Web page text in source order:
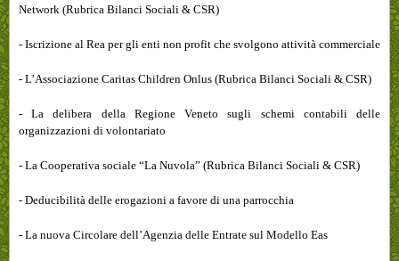
Network (Rubrica Bilanci Sociali & CSR)
- Iscrizione al Rea per gli enti non profit che svolgono attività commerciale
- L’Associazione Caritas Children Onlus (Rubrica Bilanci Sociali & CSR)
- La delibera della Regione Veneto sugli schemi contabili delle
organizzazioni di volontariato
- La Cooperativa sociale “La Nuvola” (Rubrica Bilanci Sociali & CSR)
- Deducibilità delle erogazioni a favore di una parrocchia
- La nuova Circolare dell’Agenzia delle Entrate sul Modello Eas